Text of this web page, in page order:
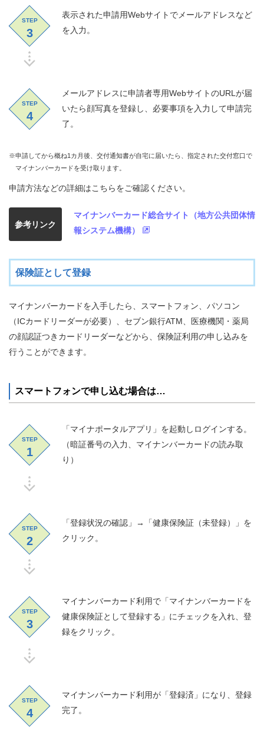
STEP
3
表示された申請用Webサイトでメールアドレスなど
を入力。
STEP
4
メールアドレスに申請者専用WebサイトのURLが届
いたら顔写真を登録し、必要事項を入力して申請完
了。
※申請してから概ね1カ月後、交付通知書が自宅に届いたら、指定された交付窓口で
マイナンバーカードを受け取ります。
申請方法などの詳細はこちらをご確認ください。
参考リンク
マイナンバーカード総合サイト（地方公共団体情
報システム機構）
保険証として登録
マイナンバーカードを入手したら、スマートフォン、パソコン
（ICカードリーダーが必要）、セブン銀行ATM、医療機関・薬局
の顔認証つきカードリーダーなどから、保険証利用の申し込みを
行うことができます。
スマートフォンで申し込む場合は…
STEP
1
「マイナポータルアプリ」を起動しログインする。
（暗証番号の入力、マイナンバーカードの読み取
り）
STEP
2
「登録状況の確認」→「健康保険証（未登録）」を
クリック。
STEP
3
マイナンバーカード利用で「マイナンバーカードを
健康保険証として登録する」にチェックを入れ、登
録をクリック。
STEP
4
マイナンバーカード利用が「登録済」になり、登録
完了。